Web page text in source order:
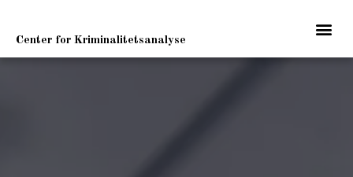
Center for Kriminalitetsanalyse